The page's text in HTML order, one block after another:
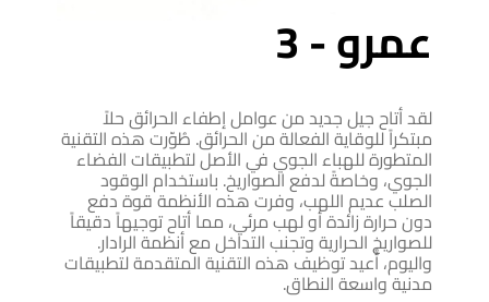
عمرو - 3
لقد أتاح جيل جديد من عوامل إطفاء الحرائق حلاً
مبتكراً للوقاية الفعالة من الحرائق. طُوّرت هذه التقنية
المتطورة للهباء الجوي في الأصل لتطبيقات الفضاء
الجوي، وخاصةً لدفع الصواريخ. باستخدام الوقود
الصلب عديم اللهب، وفرت هذه الأنظمة قوة دفع
دون حرارة زائدة أو لهب مرئي، مما أتاح توجيهاً دقيقاً
للصواريخ الحرارية وتجنب التداخل مع أنظمة الرادار.
واليوم، أُعيد توظيف هذه التقنية المتقدمة لتطبيقات
مدنية واسعة النطاق.